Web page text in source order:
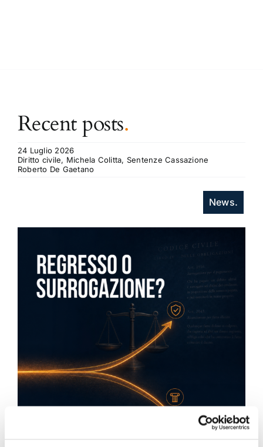
Recent posts.
24 Luglio 2026
Diritto civile, Michela Colitta, Sentenze Cassazione
Roberto De Gaetano
News.